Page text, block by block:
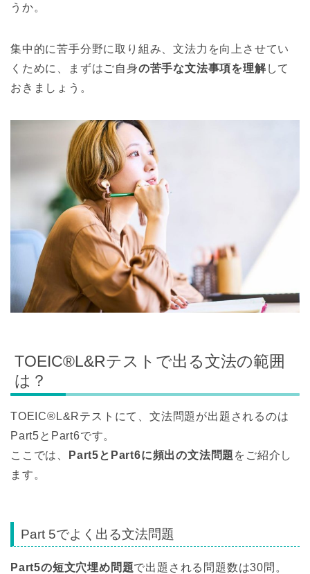
うか。
集中的に苦手分野に取り組み、文法力を向上させてい
くために、まずはご自身の苦手な文法事項を理解して
おきましょう。
TOEIC®L&Rテストで出る文法の範囲
は？
TOEIC®L&Rテストにて、文法問題が出題されるのは
Part5とPart6です。
ここでは、
Part5とPart6に頻出の文法問題 をご紹介し
ます。
Part 5でよく出る文法問題
Part5の短文穴埋め問題で出題される問題数は30問。